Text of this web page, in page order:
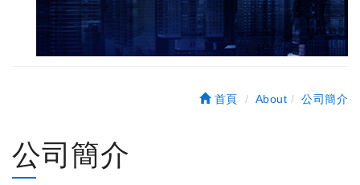
首頁 About 公司簡介
公司簡介